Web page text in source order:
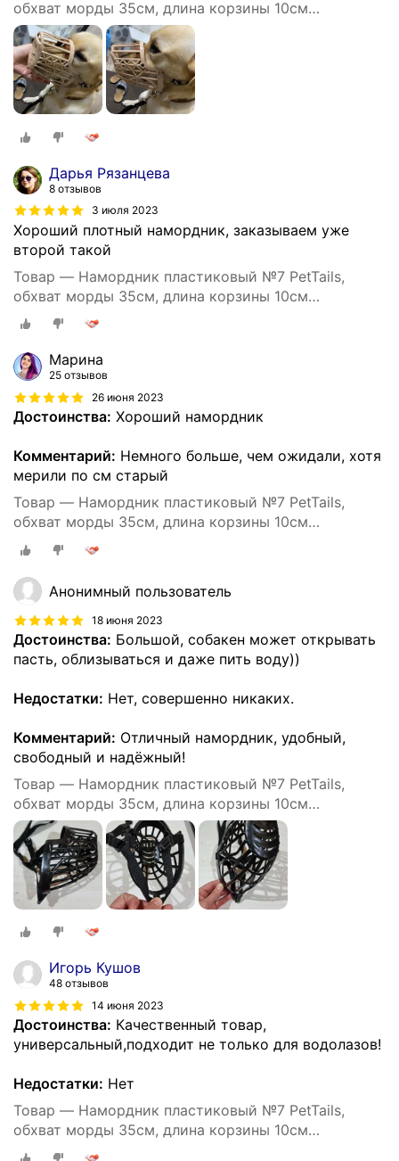
обхват морды 35см, длина корзины 10см
(ньюфаундленд)
Дарья Рязанцева
8 отзывов
3 июля 2023
Хороший плотный намордник, заказываем уже
второй такой
Товар — Намордник пластиковый №7 PetTails,
обхват морды 35см, длина корзины 10см
(ньюфаундленд)
Марина
25 отзывов
26 июня 2023
Достоинства: Хороший намордник
Комментарий: Немного больше, чем ожидали, хотя
мерили по см старый
Товар — Намордник пластиковый №7 PetTails,
обхват морды 35см, длина корзины 10см
(ньюфаундленд)
Анонимный пользователь
18 июня 2023
Достоинства: Большой, собакен может открывать
пасть, облизываться и даже пить воду))
Недостатки: Нет, совершенно никаких.
Комментарий: Отличный намордник, удобный,
свободный и надёжный!
Товар — Намордник пластиковый №7 PetTails,
обхват морды 35см, длина корзины 10см
(ньюфаундленд)
Игорь Кушов
48 отзывов
14 июня 2023
Достоинства: Качественный товар,
универсальный,подходит не только для водолазов!
Недостатки: Нет
Товар — Намордник пластиковый №7 PetTails,
обхват морды 35см, длина корзины 10см
(ньюфаундленд)